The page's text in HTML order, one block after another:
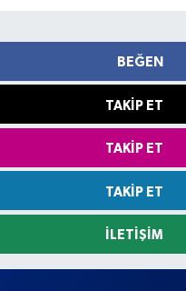
BEĞEN
TAKIP ET
TAKIP ET
TAKIP ET
İLETIŞIM